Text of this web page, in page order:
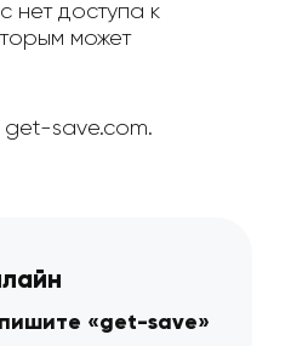
нет доступа к
может
get-save.com.
«get-save»